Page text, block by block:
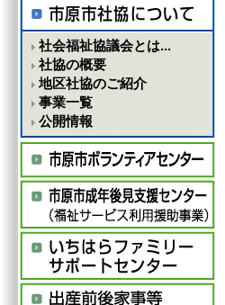
社会福祉協議会とは...
社協の概要
地区社協のご紹介
事業一覧
公開情報